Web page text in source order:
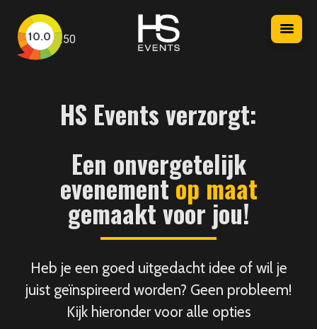
10.0
250
Events
HS Events verzorgt:
Een onvergetelijk
evenementop maat
gemaakt voor jou!
Heb je een goed uitgedacht idee of wil je
juist geïnspireerd worden? Geen probleem!
Kijk hieronder voor alle opties